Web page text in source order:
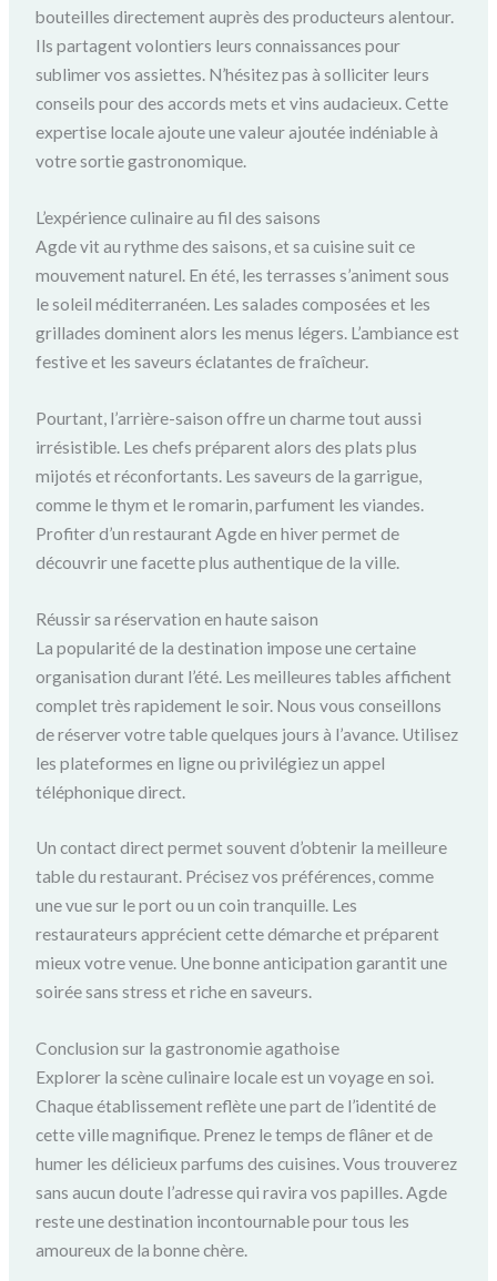
bouteilles directement auprès des producteurs alentour.
Ils partagent volontiers leurs connaissances pour
sublimer vos assiettes. N’hésitez pas à solliciter leurs
conseils pour des accords mets et vins audacieux. Cette
expertise locale ajoute une valeur ajoutée indéniable à
votre sortie gastronomique.
L’expérience culinaire au fil des saisons
Agde vit au rythme des saisons, et sa cuisine suit ce
mouvement naturel. En été, les terrasses s’animent sous
le soleil méditerranéen. Les salades composées et les
grillades dominent alors les menus légers. L’ambiance est
festive et les saveurs éclatantes de fraîcheur.
Pourtant, l’arrière-saison offre un charme tout aussi
irrésistible. Les chefs préparent alors des plats plus
mijotés et réconfortants. Les saveurs de la garrigue,
comme le thym et le romarin, parfument les viandes.
Profiter d’un restaurant Agde en hiver permet de
découvrir une facette plus authentique de la ville.
Réussir sa réservation en haute saison
La popularité de la destination impose une certaine
organisation durant l’été. Les meilleures tables affichent
complet très rapidement le soir. Nous vous conseillons
de réserver votre table quelques jours à l’avance. Utilisez
les plateformes en ligne ou privilégiez un appel
téléphonique direct.
Un contact direct permet souvent d’obtenir la meilleure
table du restaurant. Précisez vos préférences, comme
une vue sur le port ou un coin tranquille. Les
restaurateurs apprécient cette démarche et préparent
mieux votre venue. Une bonne anticipation garantit une
soirée sans stress et riche en saveurs.
Conclusion sur la gastronomie agathoise
Explorer la scène culinaire locale est un voyage en soi.
Chaque établissement reflète une part de l’identité de
cette ville magnifique. Prenez le temps de flâner et de
humer les délicieux parfums des cuisines. Vous trouverez
sans aucun doute l’adresse qui ravira vos papilles. Agde
reste une destination incontournable pour tous les
amoureux de la bonne chère.